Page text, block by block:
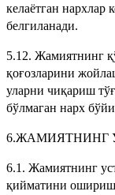
келаётган нархлар
белгиланади.
5.12. Жамиятнинг
қоғозларини
уларни чиқариш
бўлмаган нарх
6.ЖАМИЯТНИНГ
6.1. Жамиятнинг
қийматини